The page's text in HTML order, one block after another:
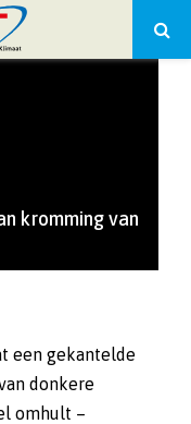
kromming van
een gekantelde
donkere
omhult –